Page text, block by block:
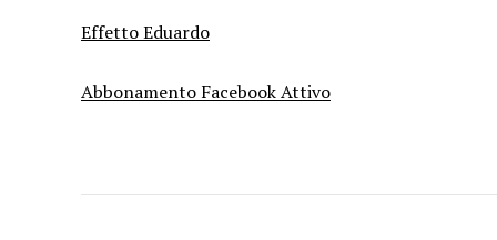
Effetto Eduardo
Abbonamento Facebook Attivo